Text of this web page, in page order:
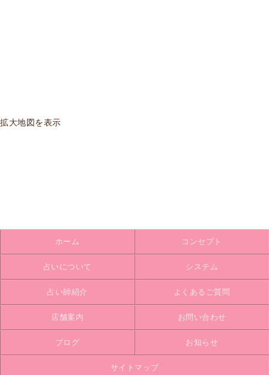
拡大地図を表示
ホーム コンセプト
占いについて システム
占い師紹介 よくあるご質問
店舗案内 お問い合わせ
ブログ お知らせ
サイトマップ